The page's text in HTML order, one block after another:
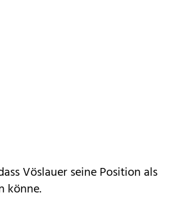
Vöslauer seine Position als
könne.